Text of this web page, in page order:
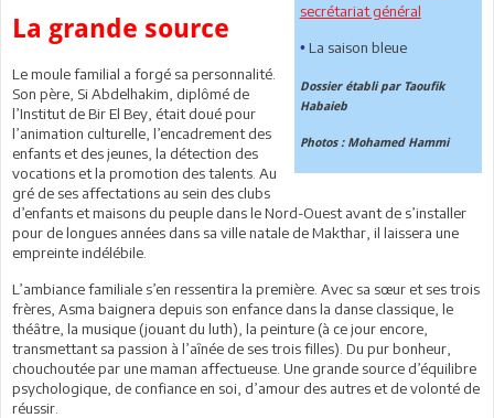
secrétariat général
•La saison bleue
Dossier établi par Taoufik
Habaieb
Photos : Mohamed Hammi
La grande source
Le moule familial a forgé sa personnalité.
Son père, Si Abdelhakim, diplômé de
l’Institut de Bir El Bey, était doué pour
l’animation culturelle, l’encadrement des
enfants et des jeunes, la détection des
vocations et la promotion des talents. Au
gré de ses affectations au sein des clubs
d’enfants et maisons du peuple dans le Nord-Ouest avant de s’installer
pour de longues années dans sa ville natale de Makthar, il laissera une
empreinte indélébile.
L’ambiance familiale s’en ressentira la première. Avec sa sœur et ses trois
frères, Asma baignera depuis son enfance dans la danse classique, le
théâtre, la musique (jouant du luth), la peinture (à ce jour encore,
transmettant sa passion à l’aînée de ses trois filles). Du pur bonheur,
chouchoutée par une maman affectueuse. Une grande source d’équilibre
psychologique, de confiance en soi, d’amour des autres et de volonté de
réussir.